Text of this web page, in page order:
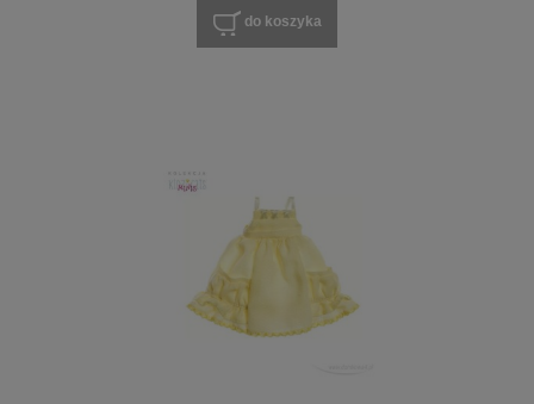
do koszyka